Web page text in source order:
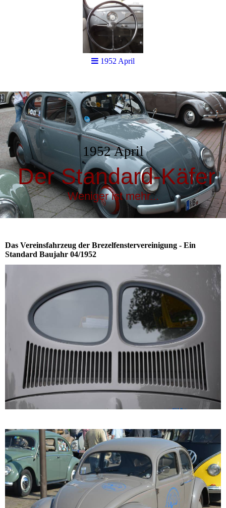
1952 April
Der Standard-Käfer
Weniger ist mehr...
Das Vereinsfahrzeug der Brezelfenstervereinigung - Ein
Standard Baujahr 04/1952
1952 April